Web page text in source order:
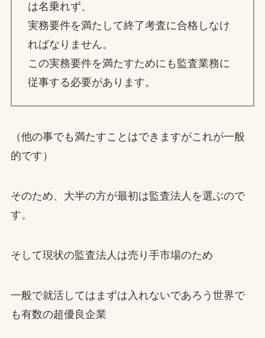
は名乗れず、
実務要件を満たして終了考査に合格しなけ
ればなりません。
この実務要件を満たすためにも監査業務に
従事する必要があります。
（他の事でも満たすことはできますがこれが一般
的です）
そのため、大半の方が最初は監査法人を選ぶので
す。
そして現状の監査法人は売り手市場のため
一般で就活してはまずは入れないであろう世界で
も有数の超優良企業